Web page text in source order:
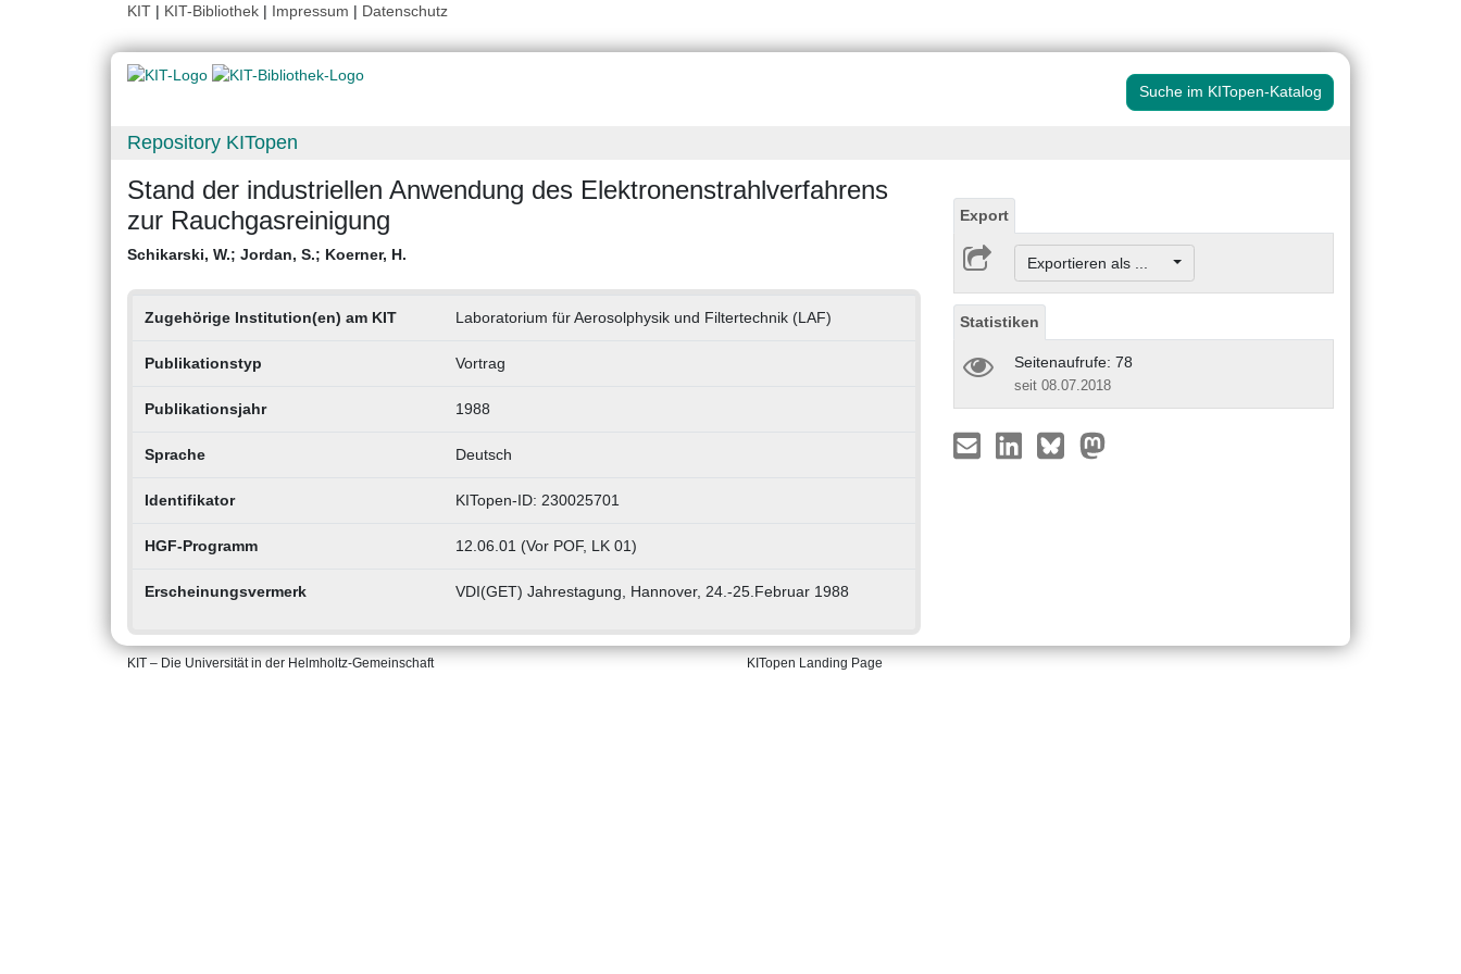
KIT | KIT-Bibliothek | Impressum | Datenschutz
Suche im KITopen-Katalog
Repository KITopen
Stand der industriellen Anwendung des Elektronenstrahlverfahrens
zur Rauchgasreinigung
Schikarski, W.; Jordan, S.; Koerner, H.
Zugehörige Institution(en) am KIT Laboratorium für Aerosolphysik und Filtertechnik (LAF)
Publikationstyp Vortrag
Publikationsjahr 1988
Sprache Deutsch
Identifikator KITopen-ID: 230025701
HGF-Programm 12.06.01 (Vor POF, LK 01)
Erscheinungsvermerk VDI(GET) Jahrestagung, Hannover, 24.-25.Februar 1988
Export
Exportieren als ...
Statistiken
Seitenaufrufe: 78
seit 08.07.2018
KIT – Die Universität in der Helmholtz-Gemeinschaft KITopen Landing Page